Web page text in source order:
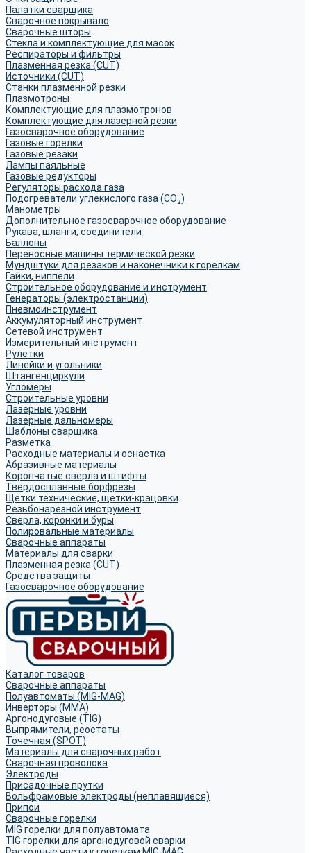
Палатки сварщика
Сварочное покрывало
Сварочные шторы
Стекла и комплектующие для масок
Респираторы и фильтры
Плазменная резка (CUT)
Источники (CUT)
Станки плазменной резки
Плазмотроны
Комплектующие для плазмотронов
Комплектующие для лазерной резки
Газосварочное оборудование
Газовые горелки
Газовые резаки
Лампы паяльные
Газовые редукторы
Регуляторы расхода газа
Подогреватели углекислого газа (CO₂)
Манометры
Дополнительное газосварочное оборудование
Рукава, шланги, соединители
Баллоны
Переносные машины термической резки
Мундштуки для резаков и наконечники к горелкам
Гайки, ниппели
Строительное оборудование и инструмент
Генераторы (электростанции)
Пневмоинструмент
Аккумуляторный инструмент
Сетевой инструмент
Измерительный инструмент
Рулетки
Линейки и угольники
Штангенциркули
Угломеры
Строительные уровни
Лазерные уровни
Лазерные дальномеры
Шаблоны сварщика
Разметка
Расходные материалы и оснастка
Абразивные материалы
Корончатые сверла и штифты
Твёрдосплавные борфрезы
Щетки технические, щетки-крацовки
Резьбонарезной инструмент
Сверла, коронки и буры
Полировальные материалы
Сварочные аппараты
Материалы для сварки
Плазменная резка (CUT)
Средства защиты
Газосварочное оборудование
Каталог товаров
Сварочные аппараты
Полуавтоматы (MIG-MAG)
Инверторы (MMA)
Аргонодуговые (TIG)
Выпрямители, реостаты
Точечная (SPOT)
Материалы для сварочных работ
Сварочная проволока
Электроды
Присадочные прутки
Вольфрамовые электроды (неплавящиеся)
Припои
Сварочные горелки
MIG горелки для полуавтомата
TIG горелки для аргонодуговой сварки